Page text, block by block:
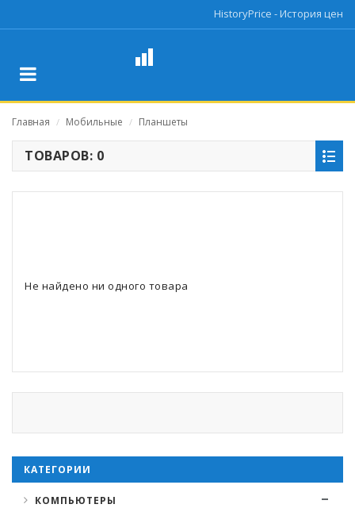
HistoryPrice - История цен
Главная / Мобильные / Планшеты
ТОВАРОВ: 0
Не найдено ни одного товара
КАТЕГОРИИ
КОМПЬЮТЕРЫ